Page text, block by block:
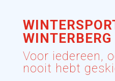
WINTERBERG
Voor iedereen,
nooit hebt